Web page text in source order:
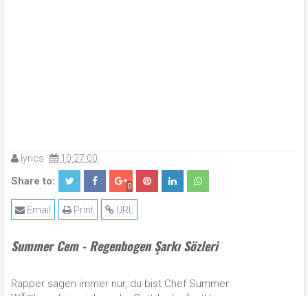
lyrics 10:27:00
Share to: 0
URL
Print
Email
Summer Cem - Regenbogen Şarkı Sözleri
Rapper sagen immer nur, du bist Chef Summer